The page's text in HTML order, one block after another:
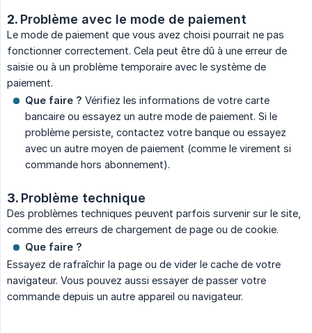
2. Problème avec le mode de paiement
Le mode de paiement que vous avez choisi pourrait ne pas
fonctionner correctement. Cela peut être dû à une erreur de
saisie ou à un problème temporaire avec le système de
paiement.
Que faire ? Vérifiez les informations de votre carte
bancaire ou essayez un autre mode de paiement. Si le
problème persiste, contactez votre banque ou essayez
avec un autre moyen de paiement (comme le virement si
commande hors abonnement).
3. Problème technique
Des problèmes techniques peuvent parfois survenir sur le site,
comme des erreurs de chargement de page ou de cookie.
Que faire ?
Essayez de rafraîchir la page ou de vider le cache de votre
navigateur. Vous pouvez aussi essayer de passer votre
commande depuis un autre appareil ou navigateur.